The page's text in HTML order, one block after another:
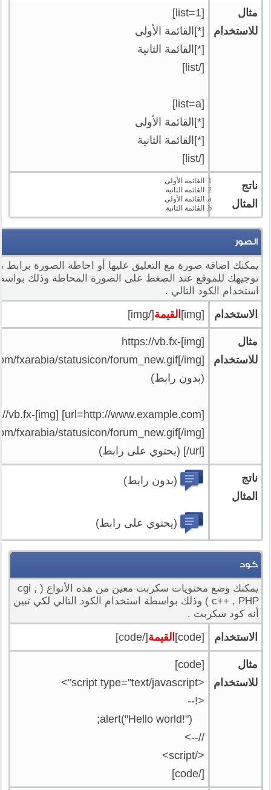
مثال
للاستخدام
[list=1]
[*]القائمة الأولى
[*]القائمة الثانية
[/list]
[list=a]
[*]القائمة الأولى
[*]القائمة الثانية
[/list]
ناتج
المثال
القائمة الأولى
القائمة الثانية
القائمة الأولى
القائمة الثانية
الصور
يمكنك اضافة صورة مع التعليق عليها أو احاطة الصورة برابط
توجيهك للموقع عند الضغط على الصورة المحاطة وذلك
استخدام الكود التالي .
الاستخدام [img] القيمة[/img]
مثال
للاستخدام
[img]https://vb.fx-
fxarabia/statusicon/forum_new.gif[/img]
(بدون رابط)
[img]https://vb.fx-
fxarabia/statusicon/forum_new.gif[/img]
[/url] (يحتوي على رابط)
ناتج
المثال
(بدون رابط)
(يحتوي على رابط)
كود
يمكنك وضع محتويات سكربت معين من هذه الأنواع ( cgi ,
c++ , PHP ) وذلك بواسطة استخدام الكود التالي لكي تبين
أنه كود سكربت .
الاستخدام [code] القيمة[/code]
مثال
للاستخدام
[code]
<script type="text/javascript">
<!--
//-->
</script>
[/code]